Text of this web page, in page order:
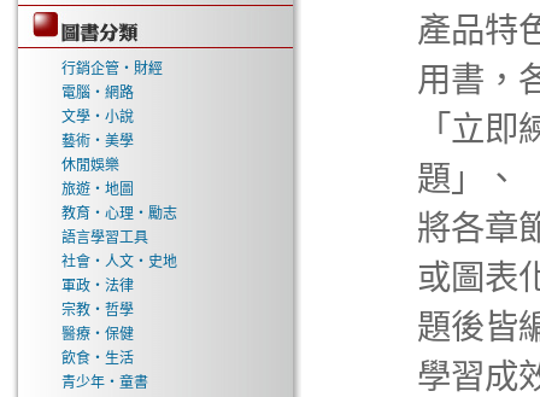
行銷企管‧財經
電腦‧網路
文學‧小說
藝術‧美學
休閒娛樂
旅遊‧地圖
教育‧心理‧勵志
語言學習工具
社會‧人文‧史地
軍政‧法律
宗教‧哲學
醫療‧保健
飲食‧生活
青少年‧童書
產品特
用書，
「立
題」、
將各章
或圖表
題後皆
學習成